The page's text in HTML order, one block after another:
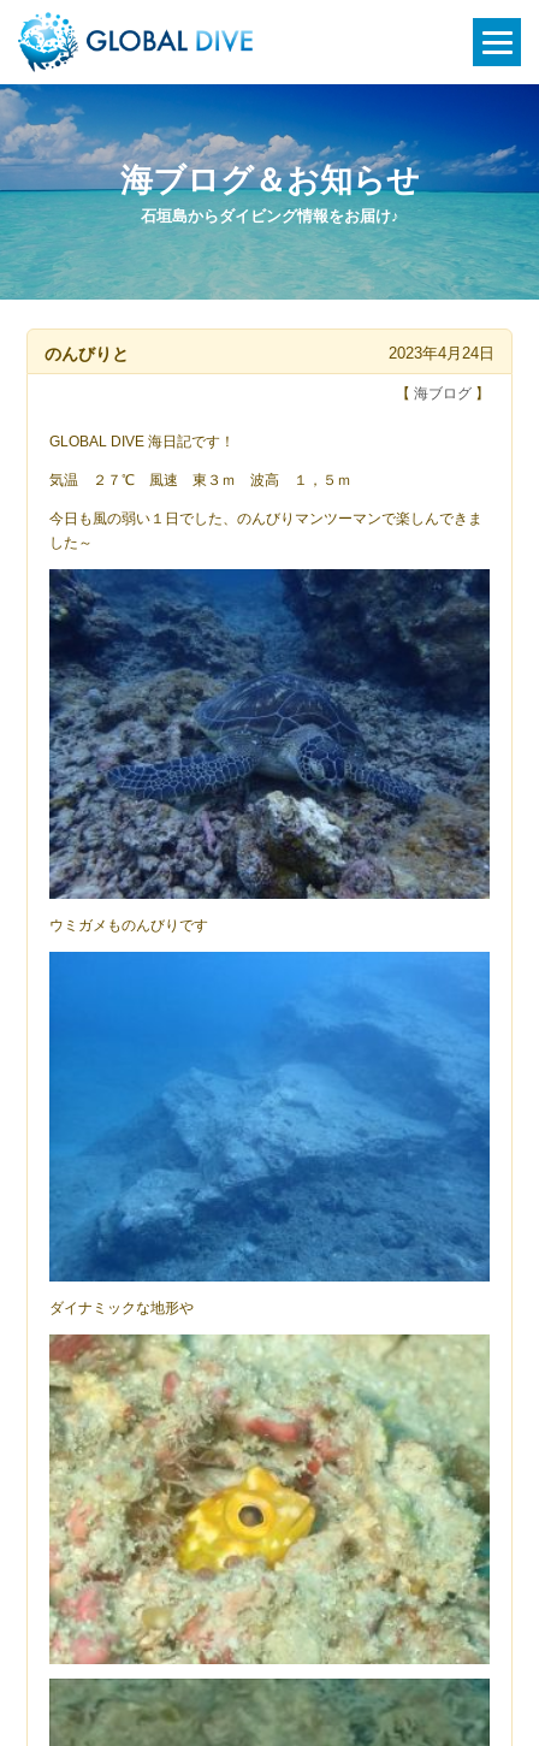
石垣島からダイビング情報をお届け♪
海ブログ＆お知らせ
のんびりと 2023年4月24日
【 海ブログ】
GLOBAL DIVE 海日記です！
気温 ２７℃ 風速 東３ｍ 波高 １，５ｍ
今日も風の弱い１日でした、のんびりマンツーマンで楽しんできま
した～
ウミガメものんびりです
ダイナミックな地形や